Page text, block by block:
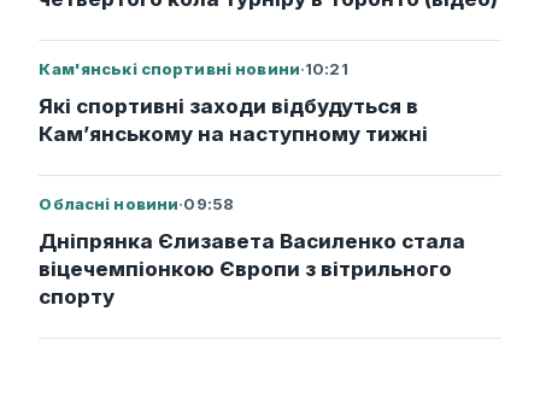
Кам'янські спортивні новини·10:21
Які спортивні заходи відбудуться в
Кам’янському на наступному тижні
Обласні новини·09:58
Дніпрянка Єлизавета Василенко стала
віцечемпіонкою Європи з вітрильного
спорту